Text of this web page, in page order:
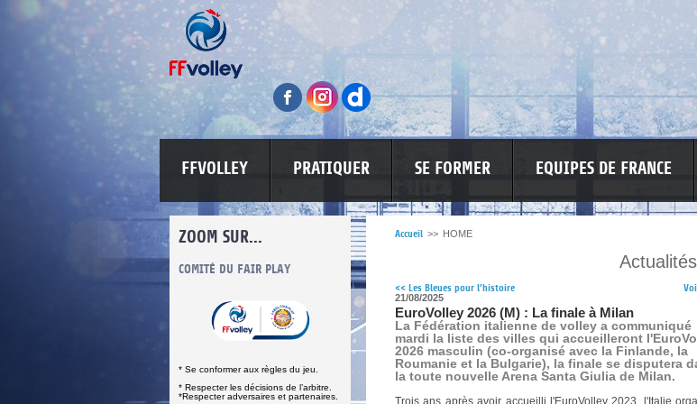
FFVOLLEY PRATIQUER SE FORMER EQUIPES DE FRANCE
ZOOM SUR...
COMITÉ DU FAIR PLAY
* Se conformer aux règles du jeu.
* Respecter les décisions de l’arbitre.
*Respecter adversaires et partenaires.
LUTTE CONTRE LES VIOLENCES
Accueil >> HOME
<< Les Bleues pour l’histoire
21/08/2025
EuroVolley 2026 (M) : La finale à Milan
La Fédération italienne de volley a communiqué
mardi la liste des villes qui accueilleront
2026 masculin (co-organisé avec la Finlande, la
Roumanie et la Bulgarie), la finale se disputera
la toute nouvelle Arena Santa Giulia de Milan.
Trois ans après avoir accueilli l'EuroVolley 2023, l'Italie